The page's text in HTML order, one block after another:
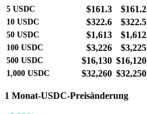
5 USDC $161.3 $161.2
10 USDC $322.6 $322.5
50 USDC $1,613 $1,612
100 USDC $3,226 $3,225
500 USDC $16,130 $16,120
1,000 USDC $32,260 $32,250
1 Monat-USDC-Preisänderung